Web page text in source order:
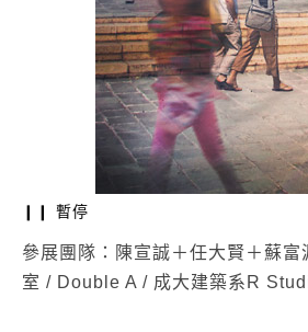
❙❙ 暫停
巨集設計顧問有限公司 | 乙太計劃
參展團隊：陳宣誠＋任大賢＋蘇
室 / Double A / 成大建築系R